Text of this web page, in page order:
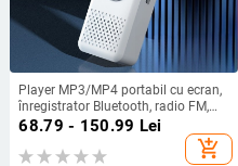
Player MP3/MP4 portabil cu ecran,
înregistrator Bluetooth, radio FM,
audiobook-uri, USB flash drive cu
68.79 - 150.99 Lei
add_shopping_cart